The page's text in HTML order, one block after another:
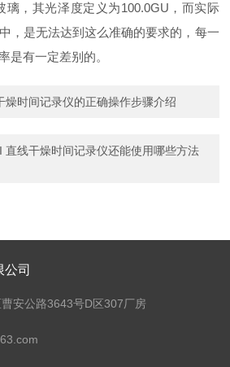
璃，其光泽度定义为100.0GU，而实际
，是无法达到这么准确的要求的，每一
是有一定差别的。
燥时间记录仪的正确操作步骤介绍
直线干燥时间记录仪还能使用哪些方法
公司
安公路3643号D区307厂房